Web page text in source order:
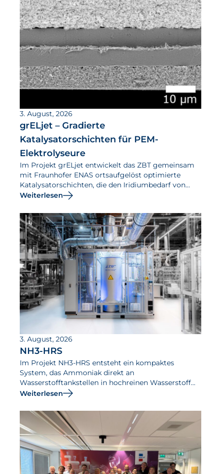
3. August, 2026
grELjet – Gradierte
Katalysatorschichten für PEM-
Elektrolyseure
Im Projekt grELjet entwickelt das ZBT gemeinsam
mit Fraunhofer ENAS ortsaufgelöst optimierte
Katalysatorschichten, die den Iridiumbedarf von
PEM-Elektrolyseuren senken und ihre Effizienz
Weiterlesen
3. August, 2026
NH3-HRS
Im Projekt NH3-HRS entsteht ein kompaktes
System, das Ammoniak direkt an
Wasserstofftankstellen in hochreinen Wasserstoff
umwandelt.
Weiterlesen